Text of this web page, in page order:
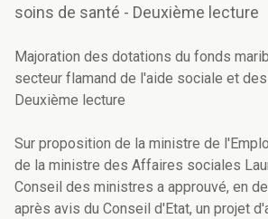
soins de santé - Deuxième lecture
Majoration des dotations du fonds
secteur flamand de l'aide sociale et
Deuxième lecture
Sur proposition de la ministre de
de la ministre des Affaires sociales
Conseil des ministres a approuvé, en
après avis du Conseil d'Etat, un projet